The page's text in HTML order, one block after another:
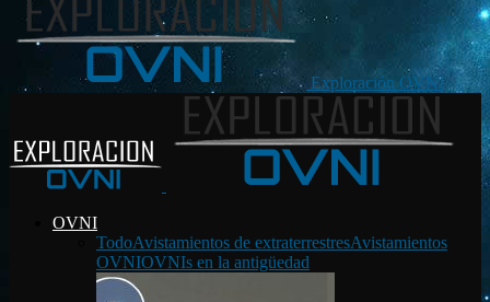
Exploración OVNI
OVNI
TodoAvistamientos de extraterrestresAvistamientos
OVNIOVNIs en la antigüedad